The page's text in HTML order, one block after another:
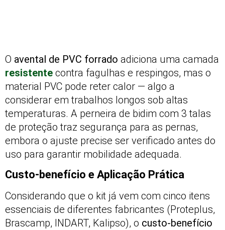
O avental de PVC forrado adiciona uma camada
resistente contra fagulhas e respingos, mas o
material PVC pode reter calor — algo a
considerar em trabalhos longos sob altas
temperaturas. A perneira de bidim com 3 talas
de proteção traz segurança para as pernas,
embora o ajuste precise ser verificado antes do
uso para garantir mobilidade adequada.
Custo-benefício e Aplicação Prática
Considerando que o kit já vem com cinco itens
essenciais de diferentes fabricantes (Proteplus,
Brascamp, INDART, Kalipso), o custo-benefício